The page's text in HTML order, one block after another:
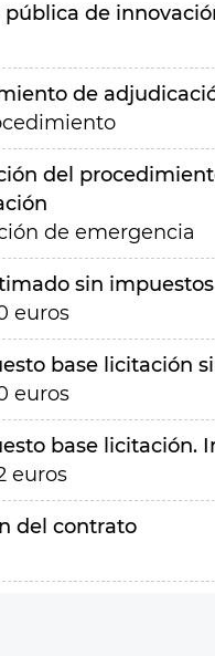
pública de
de
del
de emergencia
sin impuestos
euros
base licitación
euros
base licitación.
euros
del contrato